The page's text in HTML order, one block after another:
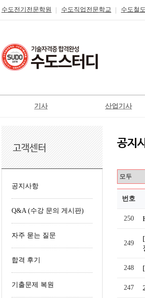
수도전기전문학원 수도직업전문학교 수도철
기사
정보통신
신재생에너지발전설비
일반기계
가스
철도신호기사
산업기사
전기공사
신재생에너지발전설
가스
공조냉동기계
철도운송산업기사
번호
250
249
248
247
공지사항
Q&A (수강 문의 게시판)
자주 묻는 질문
합격 후기
기출문제 복원